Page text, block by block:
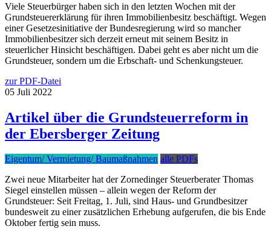
Viele Steuerbürger haben sich in den letzten Wochen mit der
Grundsteuererklärung für ihren Immobilienbesitz beschäftigt. Wegen
einer Gesetzesinitiative der Bundesregierung wird so mancher
Immobilienbesitzer sich derzeit erneut mit seinem Besitz in
steuerlicher Hinsicht beschäftigen. Dabei geht es aber nicht um die
Grundsteuer, sondern um die Erbschaft- und Schenkungsteuer.
zur PDF-Datei
05 Juli 2022
Artikel über die Grundsteuerreform in
der Ebersberger Zeitung
Eigentum/ Vermietung/ Baumaßnahmen alle PDFs
Zwei neue Mitarbeiter hat der Zornedinger Steuerberater Thomas
Siegel einstellen müssen – allein wegen der Reform der
Grundsteuer: Seit Freitag, 1. Juli, sind Haus- und Grundbesitzer
bundesweit zu einer zusätzlichen Erhebung aufgerufen, die bis Ende
Oktober fertig sein muss.